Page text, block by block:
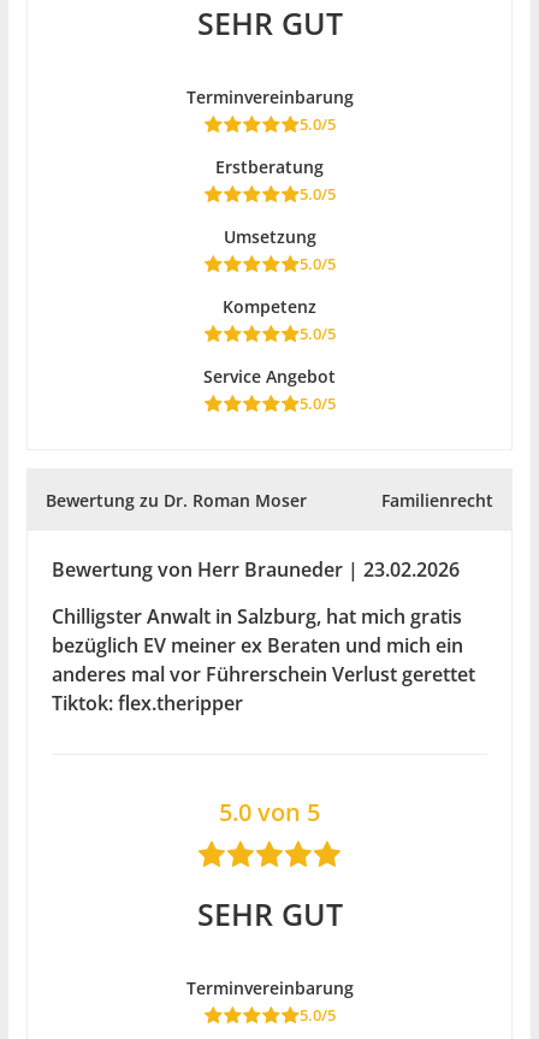
SEHR GUT
Terminvereinbarung
5.0/5
Erstberatung
5.0/5
Umsetzung
5.0/5
Kompetenz
5.0/5
Service Angebot
5.0/5
Bewertung zu Dr. Roman Moser Familienrecht
Bewertung von Herr Brauneder | 23.02.2026
Chilligster Anwalt in Salzburg, hat mich gratis
bezüglich EV meiner ex Beraten und mich ein
anderes mal vor Führerschein Verlust gerettet
Tiktok: flex.theripper
5.0 von 5
SEHR GUT
Terminvereinbarung
5.0/5